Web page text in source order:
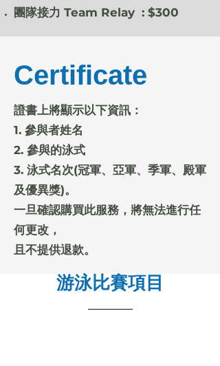
團隊接力 Team Relay : $300
Certificate
證書上將顯示以下資訊：
1. 參與者姓名
2. 參與的泳式
3. 泳式名次(冠軍、亞軍、季軍、殿軍
及優異獎)。
一旦確認購買此服務，將無法進行任
何更改，
且不提供退款。
游泳比賽項目